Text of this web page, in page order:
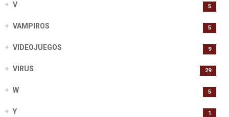
V 5
VAMPIROS 5
VIDEOJUEGOS 9
VIRUS 29
W 5
Y 1